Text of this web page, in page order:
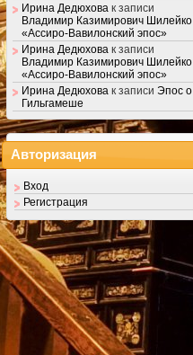
Ирина Дедюхова к записи
Владимир Казимирович Шилейко
«Ассиро-Вавилонский эпос»
Ирина Дедюхова к записи
Владимир Казимирович Шилейко
«Ассиро-Вавилонский эпос»
Ирина Дедюхова к записи Эпос о
Гильгамеше
Авторизация
Вход
Регистрация